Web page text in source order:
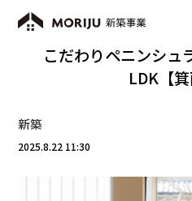
こだわりペニンシュ
LDK【箕
新築
2025.8.22 11:30